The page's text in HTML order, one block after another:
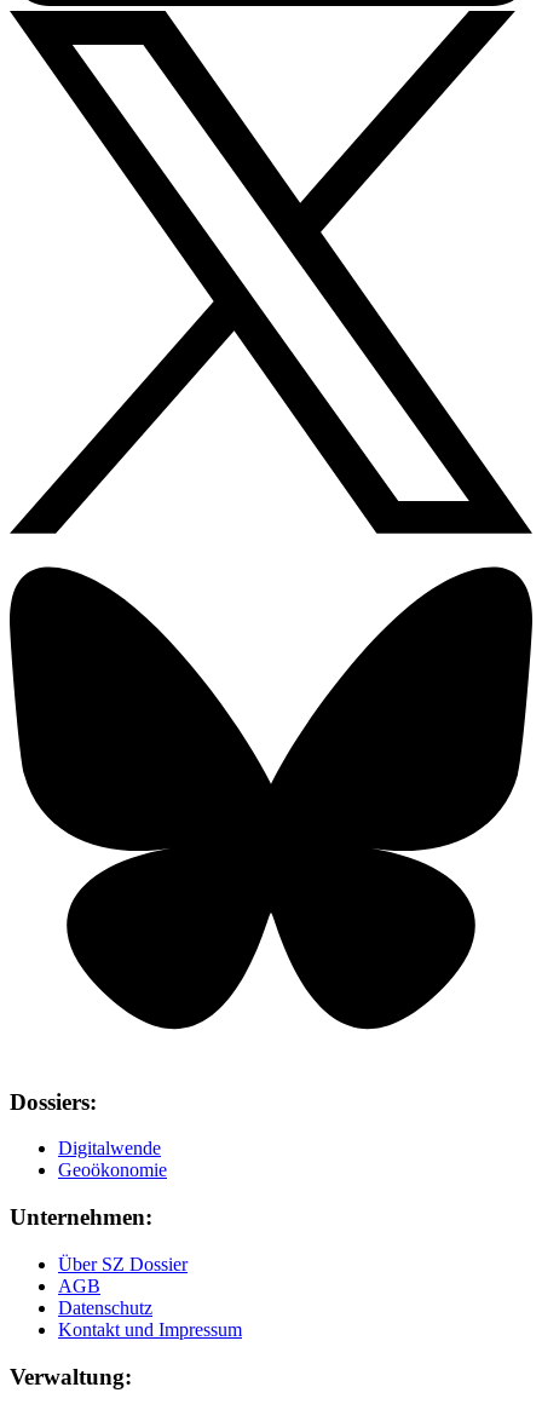
Dossiers:
Digitalwende
Geoökonomie
Unternehmen:
Über SZ Dossier
AGB
Datenschutz
Kontakt und Impressum
Verwaltung: